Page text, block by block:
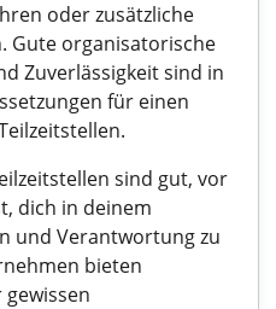
oder zusätzliche
Gute organisatorische
Zuverlässigkeit sind in
für einen
sind gut, vor
dich in deinem
und Verantwortung zu
bieten